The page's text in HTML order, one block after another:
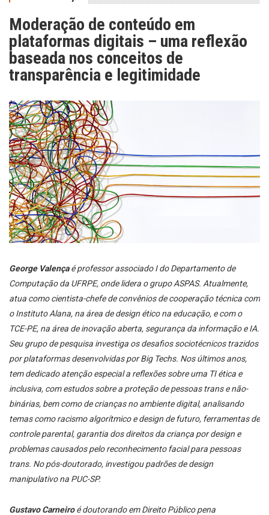
Moderação de conteúdo em
plataformas digitais – uma reflexão
baseada nos conceitos de
transparência e legitimidade
George Valençaé professor associado I do Departamento de
Computação da UFRPE, onde lidera o grupo ASPAS. Atualmente,
atua como cientista-chefe de convênios de cooperação técnica com
o Instituto Alana, na área de design ético na educação, e com o
TCE-PE, na área de inovação aberta, segurança da informação e IA.
Seu grupo de pesquisa investiga os desafios sociotécnicos trazidos
por plataformas desenvolvidas por Big Techs. Nos últimos anos,
tem dedicado atenção especial a reflexões sobre uma TI ética e
inclusiva, com estudos sobre a proteção de pessoas trans e não-
binárias, bem como de crianças no ambiente digital, analisando
temas como racismo algorítmico e design de futuro, ferramentas de
controle parental, garantia dos direitos da criança por design e
problemas causados pelo reconhecimento facial para pessoas
trans. No pós-doutorado, investigou padrões de design
manipulativo na PUC-SP.
Gustavo Carneiroé doutorando em Direito Público pena